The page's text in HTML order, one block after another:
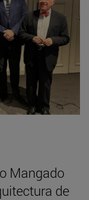
Mangado
de